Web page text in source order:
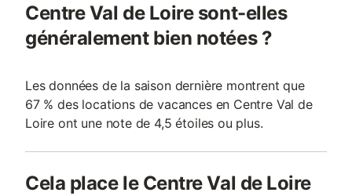
Centre Val de Loire sont-elles
généralement bien notées ?
Les données de la saison dernière montrent que
67 % des locations de vacances en Centre Val de
Loire ont une note de 4,5 étoiles ou plus.
Cela place le Centre Val de Loire